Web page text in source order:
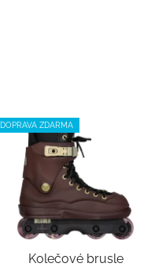
DOPRAVA ZDARMA
Kolečové brusle